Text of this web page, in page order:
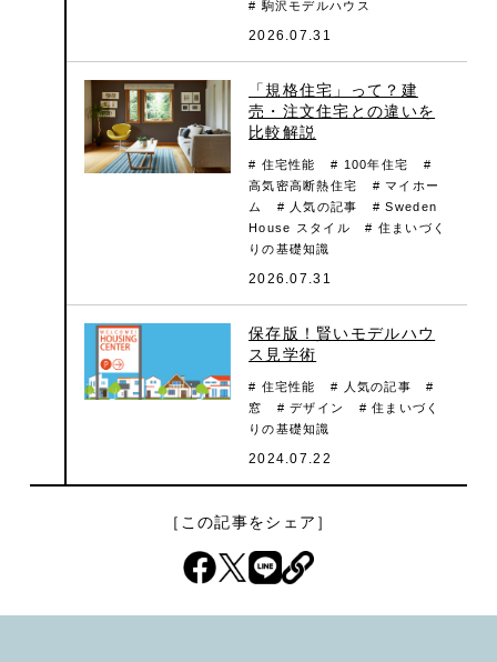
# 駒沢モデルハウス
2026.07.31
「規格住宅」って？建
売・注文住宅との違いを
比較解説
# 住宅性能 # 100年住宅
#
高気密高断熱住宅
# マイホー
ム
# 人気の記事
# Sweden
House スタイル
# 住まいづく
りの基礎知識
2026.07.31
保存版！賢いモデルハウ
ス見学術
# 住宅性能 # 人気の記事
#
窓
# デザイン
# 住まいづく
りの基礎知識
2024.07.22
［この記事をシェア］